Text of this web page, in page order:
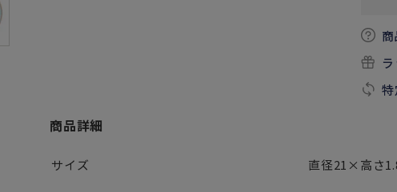
商品詳細
サイズ 直径21×高さ